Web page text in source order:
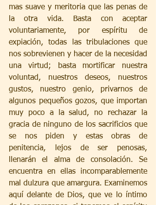
mas suave y meritoria que las penas de
la otra vida. Basta con aceptar
voluntariamente, por espíritu de
expiación, todas las tribulaciones que
nos sobrevienen y hacer de la necesidad
una virtud; basta mortificar nuestra
voluntad, nuestros deseos, nuestros
gustos, nuestro genio, privarnos de
algunos pequeños gozos, que importan
muy poco a la salud, no rechazar la
gracia de ninguno de los sacrificios que
se nos piden y estas obras de
penitencia, lejos de ser penosas,
llenarán el alma de consolación. Se
encuentra en ellas incomparablemente
mal dulzura que amargura. Examinemos
aquí delante de Dios, que ve lo íntimo